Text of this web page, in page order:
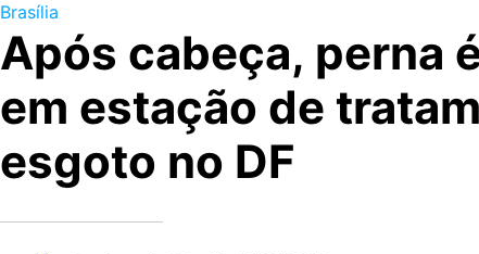
Brasília
Após cabeça, perna
em estação de
esgoto no DF